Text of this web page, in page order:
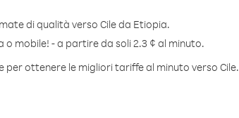
di qualità verso Cile da Etiopia.
o mobile! - a partire da soli 2.3 ¢ al minuto.
ottenere le migliori tariffe al minuto verso Cile.